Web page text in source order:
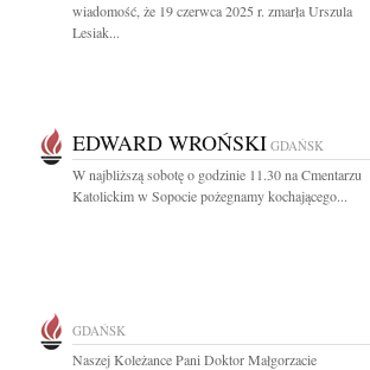
wiadomość, że 19 czerwca 2025 r. zmarła Urszula
Lesiak...
EDWARD WROŃSKI GDAŃSK
W najbliższą sobotę o godzinie 11.30 na Cmentarzu
Katolickim w Sopocie pożegnamy kochającego...
GDAŃSK
Naszej Koleżance Pani Doktor Małgorzacie